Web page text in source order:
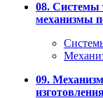
08. Системы
механизмы
09.